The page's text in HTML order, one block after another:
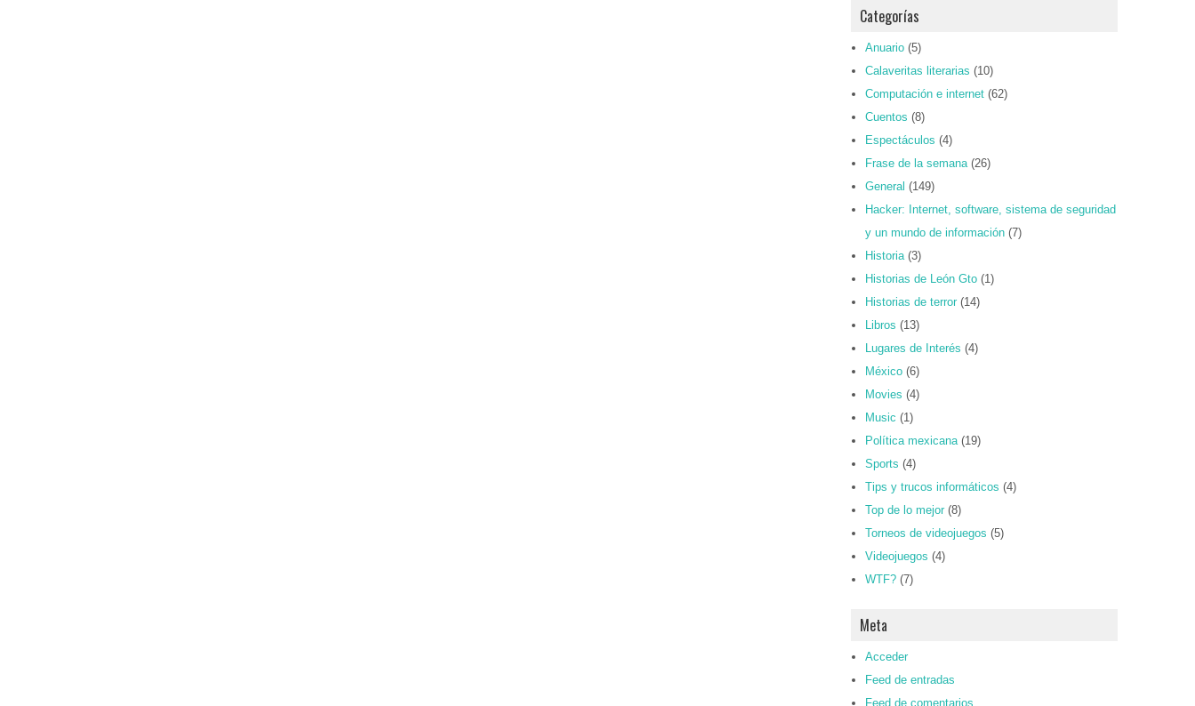
Categorías
Anuario (5)
Calaveritas literarias (10)
Computación e internet (62)
Cuentos (8)
Espectáculos (4)
Frase de la semana(26)
General (149)
Hacker: Internet, software, sistema de seguridad
y un mundo de información (7)
Historia(3)
Historias de León Gto (1)
Historias de terror (14)
Libros (13)
Lugares de Interés (4)
México (6)
Movies (4)
Music (1)
Política mexicana(19)
Sports (4)
Tips y trucos informáticos (4)
Top de lo mejor (8)
Torneos de videojuegos (5)
Videojuegos (4)
WTF? (7)
Meta
Acceder
Feed de entradas
Feed de comentarios